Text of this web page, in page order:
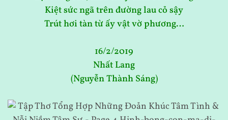
Kiệt sức ngã trên đường lau cỏ sậy
Trút hơi tàn từ ấy vật vờ phương…
16/2/2019
Nhất Lang
(Nguyễn Thành Sáng)